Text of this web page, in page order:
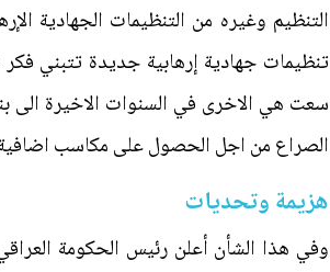
التنظيم وغيره من التنظيمات الجهادية
تنظيمات جهادية إرهابية جديدة تتبني
سعت هي الاخرى في السنوات الاخيرة الى
الصراع من اجل الحصول على مكاسب
هزيمة وتحديات